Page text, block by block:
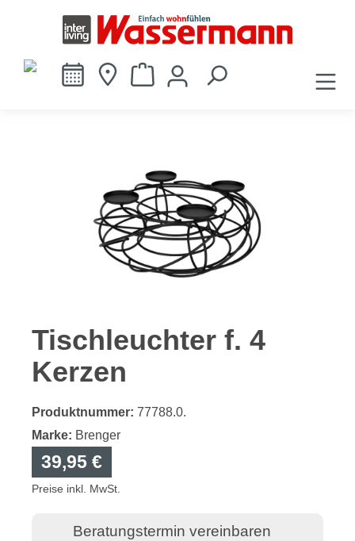
springen
Tischleuchter f. 4
Kerzen
Produktnummer: 77788.0.
Marke: Brenger
39,95 €
Preise inkl. MwSt.
Beratungstermin vereinbaren